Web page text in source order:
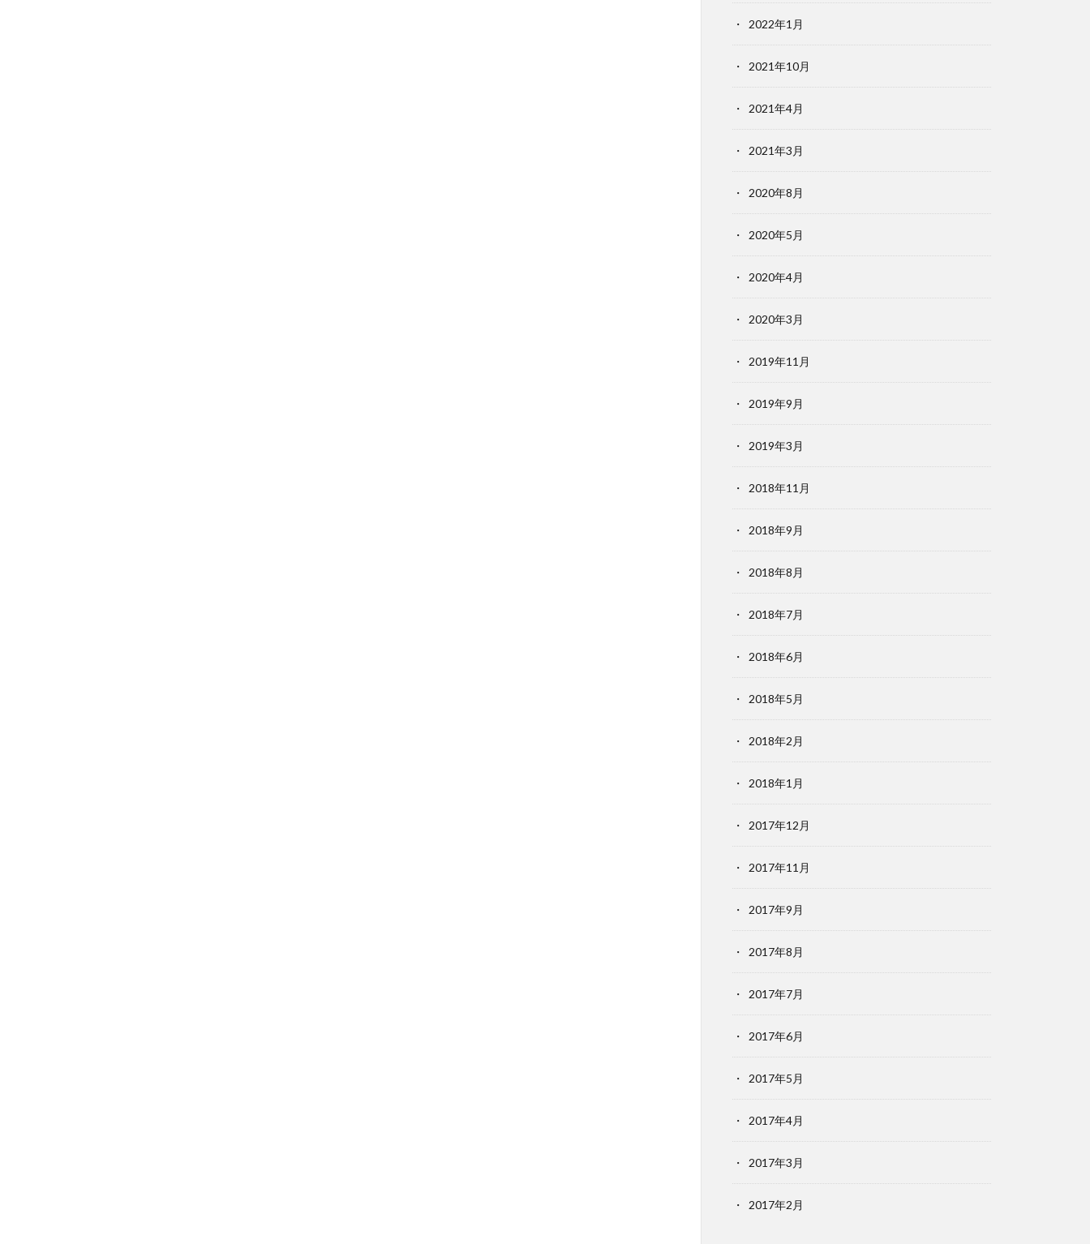
2022年1月
2021年10月
2021年4月
2021年3月
2020年8月
2020年5月
2020年4月
2020年3月
2019年11月
2019年9月
2019年3月
2018年11月
2018年9月
2018年8月
2018年7月
2018年6月
2018年5月
2018年2月
2018年1月
2017年12月
2017年11月
2017年9月
2017年8月
2017年7月
2017年6月
2017年5月
2017年4月
2017年3月
2017年2月